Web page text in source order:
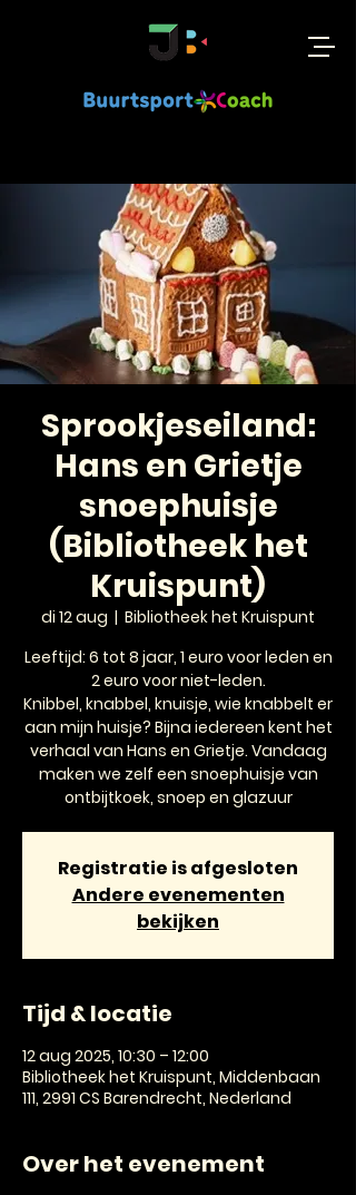
Sprookjeseiland:
Hans en Grietje
snoephuisje
(Bibliotheek het
Kruispunt)
di 12 aug
  |
Bibliotheek het Kruispunt
Leeftijd: 6 tot 8 jaar, 1 euro voor leden en
2 euro voor niet-leden.
Knibbel, knabbel, knuisje, wie knabbelt er
aan mijn huisje? Bijna iedereen kent het
verhaal van Hans en Grietje. Vandaag
maken we zelf een snoephuisje van
ontbijtkoek, snoep en glazuur
Registratie is afgesloten
Andere evenementen
bekijken
Tijd & locatie
12 aug 2025, 10:30 – 12:00
Bibliotheek het Kruispunt, Middenbaan
111, 2991 CS Barendrecht, Nederland
Over het evenement